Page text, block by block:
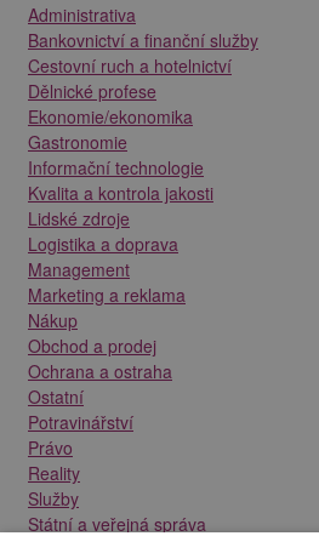
Administrativa
Bankovnictví a finanční služby
Cestovní ruch a hotelnictví
Dělnické profese
Ekonomie/ekonomika
Gastronomie
Informační technologie
Kvalita a kontrola jakosti
Lidské zdroje
Logistika a doprava
Management
Marketing a reklama
Nákup
Obchod a prodej
Ochrana a ostraha
Ostatní
Potravinářství
Právo
Reality
Služby
Státní a veřejná správa